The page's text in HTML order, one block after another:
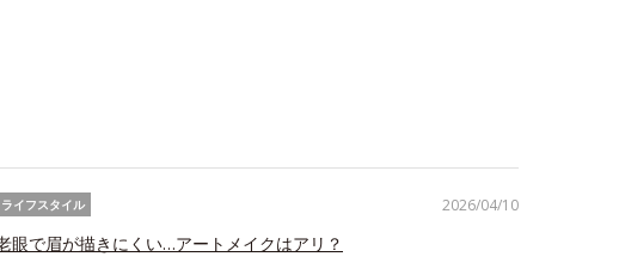
2026/04/10
ライフスタイル
眼で眉が描きにくい…アートメイクはアリ？